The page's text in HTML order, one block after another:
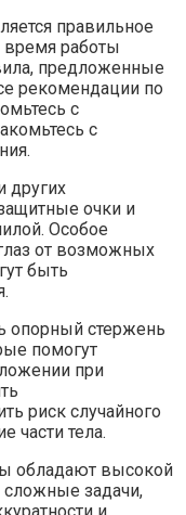
правильное
время работы
предложенные
рекомендации по
с
с
других
очки и
Особое
от возможных
быть
опорный стержень
помогут
при
риск случайного
части тела.
обладают высокой
задачи,
и